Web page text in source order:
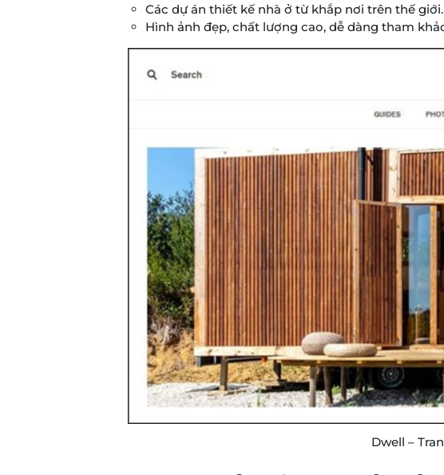
Các dự án thiết kế nhà ở từ khắp nơi trên thế giới.
Hình ảnh đẹp, chất lượng cao, dễ dàng tham
Dwell –